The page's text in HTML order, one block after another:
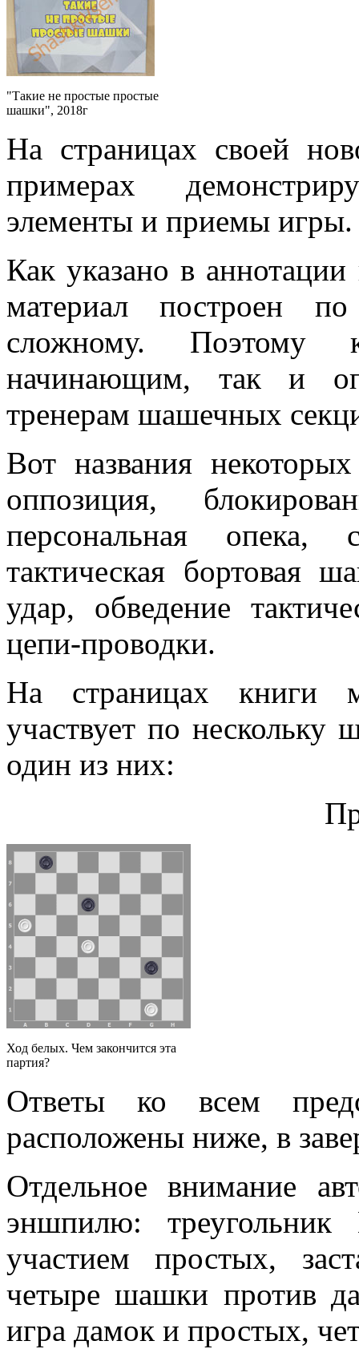
"Такие не простые простые
шашки", 2018г
На страницах своей
примерах
элементы и приемы игры.
Как указано в
материал построен
сложному. Поэтому
начинающим, так и
тренерам шашечных
Вот названия
оппозиция,
персональная опека,
тактическая бортовая
удар, обведение
цепи-проводки.
На страницах книги
участвует по
один из них:
Ход белых. Чем закончится эта
партия?
Ответы ко всем
расположены ниже, в
Отдельное внимание
эншпилю: треугольник
участием простых,
четыре шашки против
игра дамок и простых,